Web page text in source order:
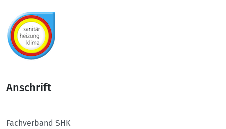
Anschrift
Fachverband SHK